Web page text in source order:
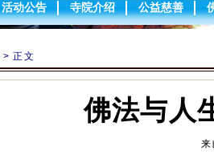
活动公告 寺院介绍 公益慈善
> 正文
佛法与人